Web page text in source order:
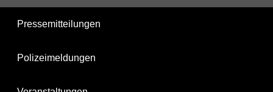
Pressemitteilungen
Polizeimeldungen